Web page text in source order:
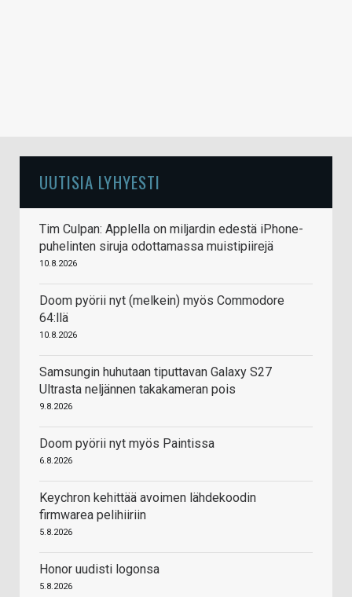
UUTISIA LYHYESTI
Tim Culpan: Applella on miljardin edestä iPhone-
puhelinten siruja odottamassa muistipiirejä
10.8.2026
Doom pyörii nyt (melkein) myös Commodore
64:llä
10.8.2026
Samsungin huhutaan tiputtavan Galaxy S27
Ultrasta neljännen takakameran pois
9.8.2026
Doom pyörii nyt myös Paintissa
6.8.2026
Keychron kehittää avoimen lähdekoodin
firmwarea pelihiiriin
5.8.2026
Honor uudisti logonsa
5.8.2026